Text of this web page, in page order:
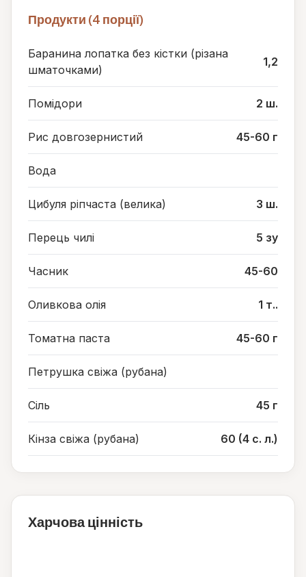
Продукти (4 порції)
Баранина лопатка без кістки (різана
шматочками)
1,2
Помідори 2 ш.
Рис довгозернистий 45-60 г
Вода
Цибуля ріпчаста (велика) 3 ш.
Перець чилі 5 зу
Часник 45-60
Оливкова олія 1 т..
Томатна паста 45-60 г
Петрушка свіжа (рубана)
Сіль 45 г
Кінза свіжа (рубана) 60 (4 с. л.)
Харчова цінність